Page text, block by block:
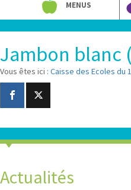
MENUS
Jambon blanc
Vous êtes ici : Caisse des Ecoles du
Actualités